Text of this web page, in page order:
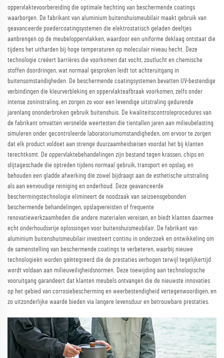
oppervlaktevoorbereiding die optimale hechting van beschermende coatings
waarborgen. De fabrikant van aluminium buitenshuismeubilair maakt gebruik van
geavanceerde poedercoatingsystemen die elektrostatisch geladen deeltjes
aanbrengen op de meubeloppervlakken, waardoor een uniforme deklaag ontstaat die
tijdens het uitharden bij hoge temperaturen op moleculair niveau hecht. Deze
technologie creëert barrières die voorkomen dat vocht, zoutlucht en chemische
stoffen doordringen, wat normaal gesproken leidt tot achteruitgang in
buitensomstandigheden. De beschermende coatingsystemen bevatten UV-bestendige
verbindingen die kleurverbleking en oppervlakteafbraak voorkomen, zelfs onder
intense zoninstraling, en zorgen zo voor een levendige uitstraling gedurende
jarenlang ononderbroken gebruik buitenshuis. De kwaliteitscontroleprocedures van
de fabrikant omvatten versnelde weertesten die tientallen jaren aan milieubelasting
simuleren onder gecontroleerde laboratoriumomstandigheden, om ervoor te zorgen
dat elk product voldoet aan strenge duurzaamheidseisen voordat het bij klanten
terechtkomt. De oppervlaktebehandelingen zijn bestand tegen krassen, chips en
slijtageschade die optreden tijdens normaal gebruik, transport en opslag, en
behouden een gladde afwerking die zowel bijdraagt aan de esthetische uitstraling
als aan eenvoudige reiniging en onderhoud. Deze geavanceerde
beschermingstechnologie elimineert de noodzaak van seizoensgebonden
beschermende behandelingen, opslagvereisten of frequente
renovatiewerkzaamheden die andere materialen vereisen, en biedt klanten daarmee
echt onderhoudsvrije oplossingen voor buitenshuismeubilair. De fabrikant van
aluminium buitenshuismeubilair investeert continu in onderzoek en ontwikkeling om
de samenstelling van beschermende coatings te verbeteren, waarbij nieuwe
technologieën worden geïntegreerd die de prestaties verhogen terwijl tegelijkertijd
wordt voldaan aan milieuveiligheidsnormen. Deze toewijding aan technologische
vooruitgang garandeert dat klanten meubels ontvangen die de nieuwste innovaties
op het gebied van corrosiebescherming en weerbestendigheid vertegenwoordigen, en
zo uitzonderlijke waarde bieden via langere levensduur en betrouwbare prestaties.